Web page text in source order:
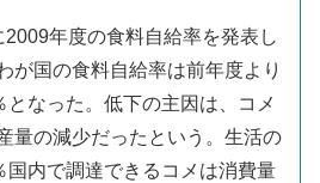
年度の食料自給率を発表し
が国の食料自給率は前年度より
となった。低下の主因は、コメ
量の減少だったという。生活の
国内で調達できるコメは消費量